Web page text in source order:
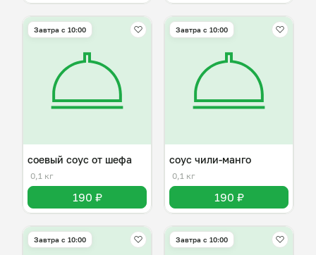
Завтра c 10:00
соевый соус от шефа
0,1 кг
190 ₽
Завтра c 10:00
соус чили-манго
0,1 кг
190 ₽
Завтра c 10:00 Завтра c 10:00